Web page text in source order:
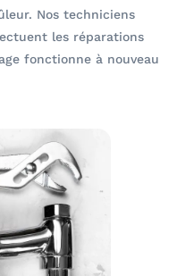
Nos techniciens
les réparations
fonctionne à nouveau